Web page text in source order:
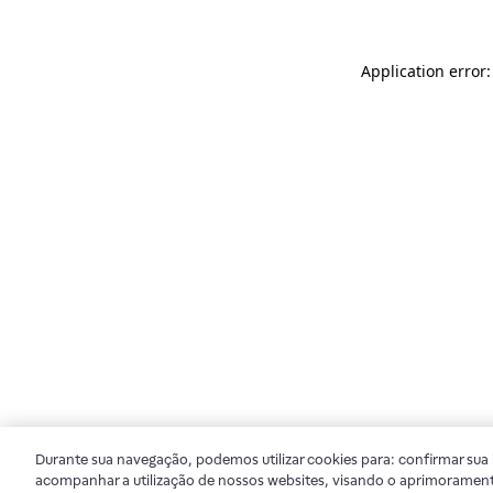
Application
Durante sua navegação, podemos utilizar cookies para: confirmar
acompanhar a utilização de nossos websites, visando o